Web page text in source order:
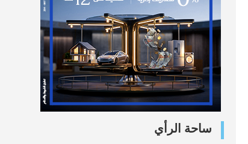
ساحة الرأي